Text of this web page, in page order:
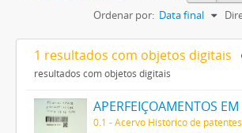
Ordenar por: Data final
1 resultados com objetos digitais
resultados com objetos digitais
0.1 - Acervo Histórico de